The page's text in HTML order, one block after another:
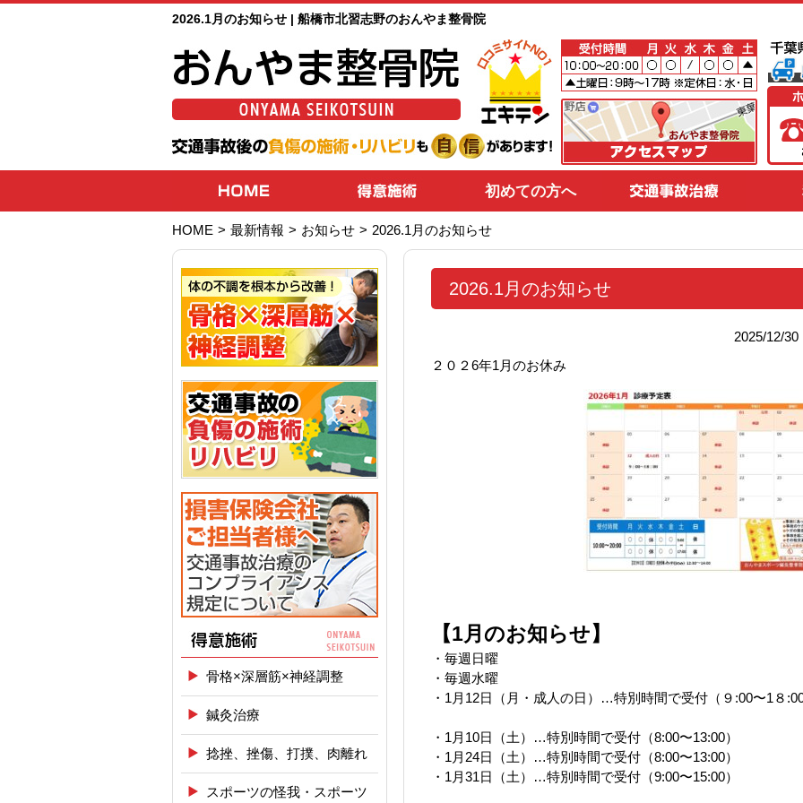
2026.1月のお知らせ | 船橋市北習志野のおんやま整骨院
初めての方へ
HOME > 最新情報 > お知らせ > 2026.1月のお知らせ
2026.1月のお知らせ
2025/12/
２０２6年1月のお休み
【1月のお知らせ】
・毎週日曜
・毎週水曜
・1月12日（月・成人の日）…特別時間で受付（９:00〜1８
・1月10日（土）…特別時間で受付（8:00〜13:00）
・1月24日（土）…特別時間で受付（8:00〜13:00）
・1月31日（土）…特別時間で受付（9:00〜15:00）
骨格×深層筋×神経調整
鍼灸治療
捻挫、挫傷、打撲、肉離れ
スポーツの怪我・スポーツ